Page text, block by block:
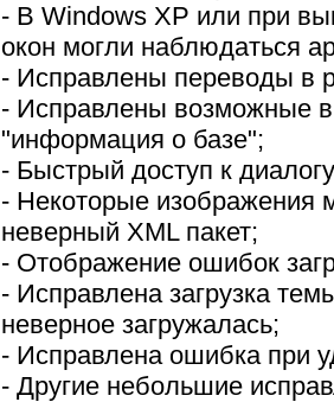
- В Windows XP или при
окон могли наблюдаться
- Исправлены переводы в
- Исправлены возможные в
"информация о базе";
- Быстрый доступ к
- Некоторые изображения
неверный XML пакет;
- Отображение ошибок
- Исправлена загрузка
неверное загружалась;
- Исправлена ошибка при
- Другие небольшие